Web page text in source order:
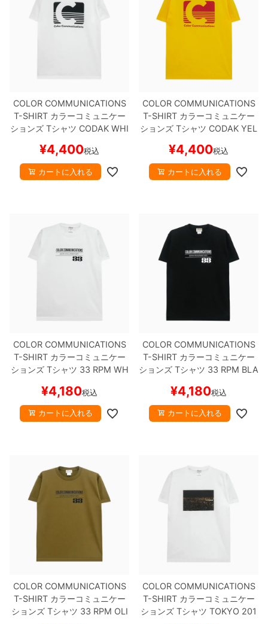
COLOR COMMUNICATIONS
T-SHIRTカラーコミュニケー
ションズ Tシャツ CODAK WHI
¥4,400税込
カートに入れる
COLOR COMMUNICATIONS
T-SHIRTカラーコミュニケー
ションズ Tシャツ CODAK YEL
¥4,400税込
カートに入れる
COLOR COMMUNICATIONS
T-SHIRTカラーコミュニケー
ションズTシャツ 33 RPM WH
¥4,180税込
カートに入れる
COLOR COMMUNICATIONS
T-SHIRTカラーコミュニケー
ションズ Tシャツ 33 RPM BLA
¥4,180税込
カートに入れる
COLOR COMMUNICATIONS
T-SHIRTカラーコミュニケー
ションズTシャツ 33 RPM OLI
COLOR COMMUNICATIONS
T-SHIRTカラーコミュニケー
ションズ Tシャツ TOKYO 201